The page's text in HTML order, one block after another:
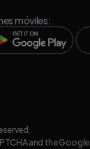
móviles:
and the Google